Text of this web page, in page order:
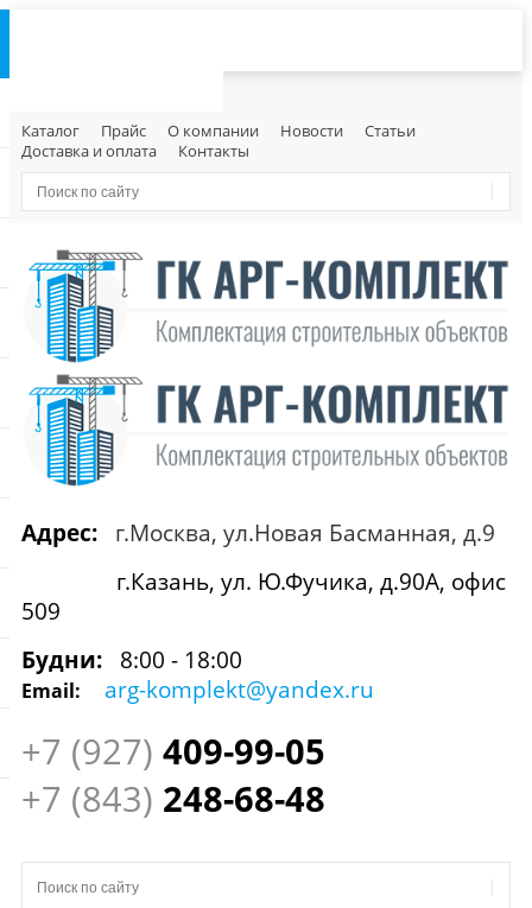
Каталог Прайс О компании Новости
Статьи
Доставка и оплата
Контакты
Адрес:
г.Москва, ул.Новая Басманная, д.9
г.Казань, ул. Ю.Фучика, д.90А, офис
509
Будни:
8:00 - 18:00
Email: arg-komplekt@yandex.ru
+7 (927) 409-99-05
+7 (843) 248-68-48